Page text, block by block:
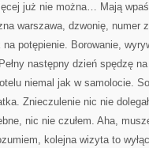
już nie można… Mają
warszawa, dzwonię, numer
potępienie. Borowanie,
następny dzień spędzę
niemal jak w samolocie.
Znieczulenie nic nie
nic nie czułem. Aha,
kolejna wizyta to